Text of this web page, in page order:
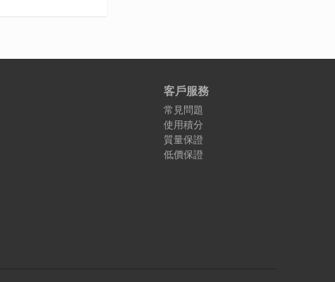
客戶服務
常見問題
使用積分
質量保證
低價保證